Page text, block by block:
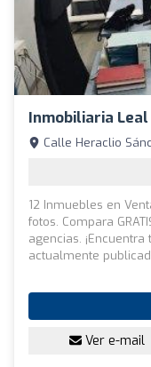
Inmobiliaria
Calle Heraclio
12 Inmuebles en
fotos. Compara
agencias. ¡Encuentra
actualmente
Ver e-mail